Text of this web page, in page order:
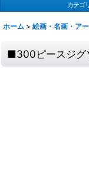
カテゴ
ホーム > 絵画・名画・ア
■300ピースジグ